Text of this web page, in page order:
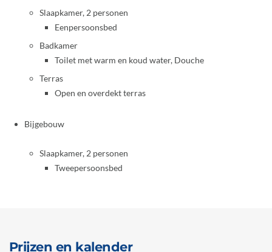
Slaapkamer, 2 personen
Eenpersoonsbed
Badkamer
Toilet met warm en koud water, Douche
Terras
Open en overdekt terras
Bijgebouw
Slaapkamer, 2 personen
Tweepersoonsbed
Prijzen en kalender